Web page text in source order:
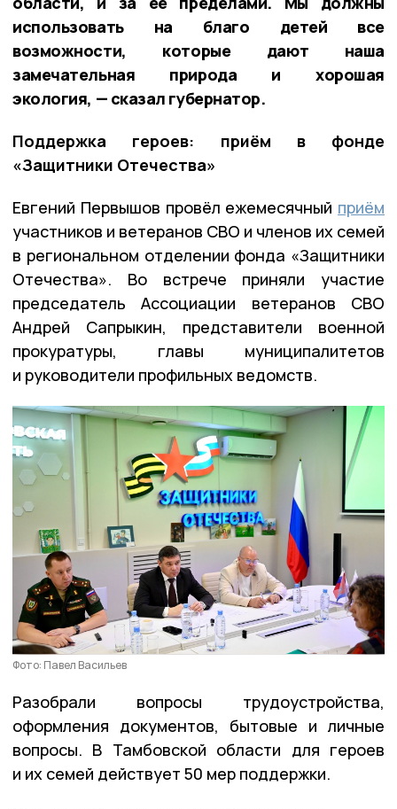
использовать на благо детей все
возможности, которые дают наша
замечательная природа и хорошая
экология, — сказал губернатор.
Поддержка героев: приём в фонде
«Защитники Отечества»
Евгений Первышов провёл ежемесячный приём
участников и ветеранов СВО и членов их семей
в региональном отделении фонда «Защитники
Отечества». Во встрече приняли участие
председатель Ассоциации ветеранов СВО
Андрей Сапрыкин, представители военной
прокуратуры, главы муниципалитетов
и руководители профильных ведомств.
Фото: Павел Васильев
Разобрали вопросы трудоустройства,
оформления документов, бытовые и личные
вопросы. В Тамбовской области для героев
и их семей действует 50 мер поддержки.